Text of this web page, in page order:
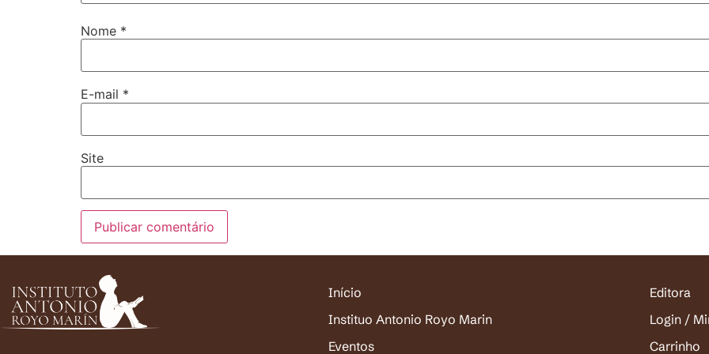
Nome *
E-mail *
Site
Início
Instituo Antonio Royo Marin
Eventos
Editora
Login /
Carrinho